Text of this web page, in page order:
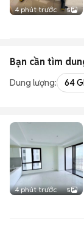
4 phút trước 5
Bạn cần tìm
Dung lượng: 64
4 phút trước 5